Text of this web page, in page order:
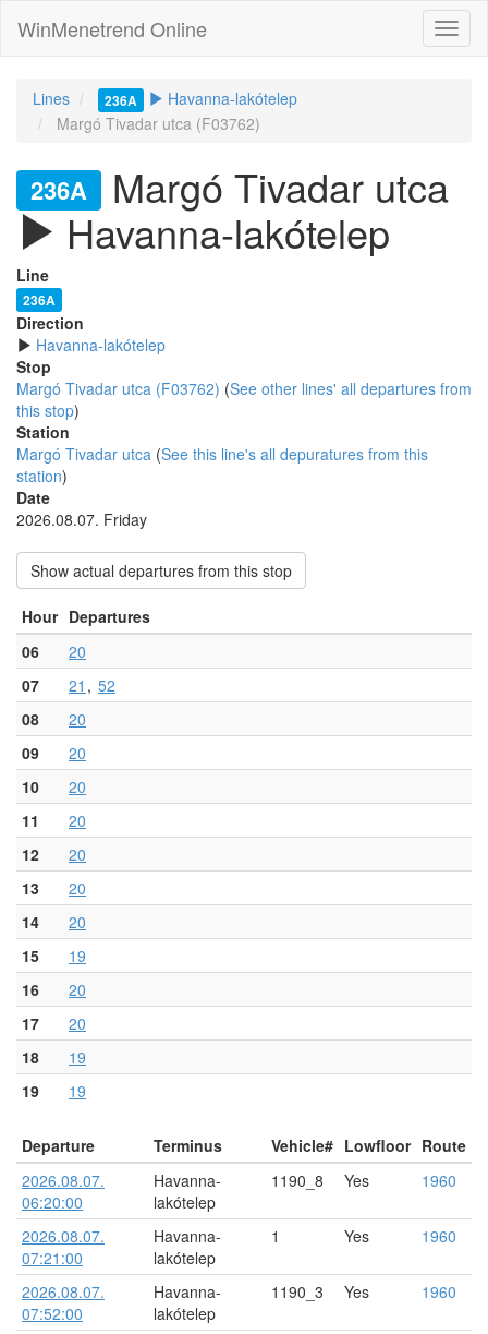
WinMenetrend Online
Lines 236A
Havanna-lakótelep
Margó Tivadar utca (F03762)
236A
Margó Tivadar utca
Havanna-lakótelep
Line
236A
Direction
Havanna-lakótelep
Stop
Margó Tivadar utca (F03762) (See other lines' all departures from
this stop)
Station
Margó Tivadar utca (See this line's all depuratures from this
station)
Date
2026.08.07. Friday
Show actual departures from this stop
Hour Departures
06
20
07
21
52
08
20
09
20
10
20
11
20
12
20
13
20
14
20
15
19
16
20
17
20
18
19
19
19
Departure Terminus Vehicle# Lowfloor Route
2026.08.07.
06:20:00
Havanna-
lakótelep
1190_8 Yes 1960
2026.08.07.
07:21:00
Havanna-
lakótelep
1 Yes 1960
2026.08.07.
07:52:00
Havanna-
lakótelep
1190_3 Yes 1960